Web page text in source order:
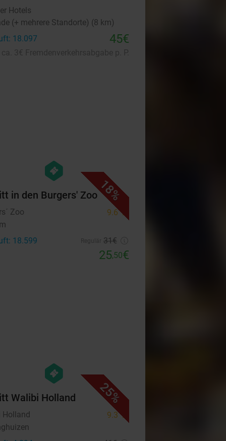
Hotels
(+ mehrere Standorte) (8 km)
18.097
45€
18%
hexagon
events
in den Burgers' Zoo
Zoo 9.6star
18.599
31€
25,50€
25%
hexagon
events
Walibi Holland
Holland 9.3star